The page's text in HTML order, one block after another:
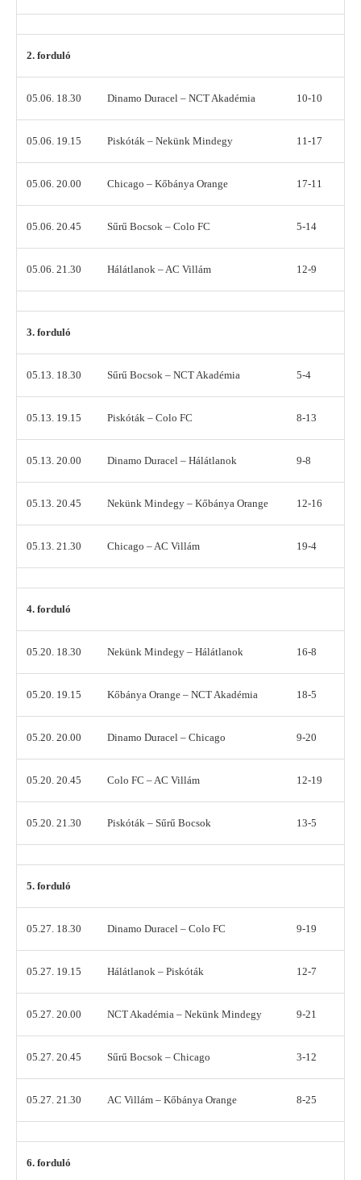
2. forduló
05.06. 18.30 Dinamo Duracel – NCT Akadémia 10-10
05.06. 19.15 Piskóták – Nekünk Mindegy 11-17
05.06. 20.00 Chicago – Kőbánya Orange 17-11
05.06. 20.45 Sűrű Bocsok – Colo FC 5-14
05.06. 21.30 Hálátlanok – AC Villám 12-9
3. forduló
05.13. 18.30 Sűrű Bocsok – NCT Akadémia 5-4
05.13. 19.15 Piskóták – Colo FC 8-13
05.13. 20.00 Dinamo Duracel – Hálátlanok 9-8
05.13. 20.45 Nekünk Mindegy – Kőbánya Orange 12-16
05.13. 21.30 Chicago – AC Villám 19-4
4. forduló
05.20. 18.30 Nekünk Mindegy – Hálátlanok 16-8
05.20. 19.15 Kőbánya Orange – NCT Akadémia 18-5
05.20. 20.00 Dinamo Duracel – Chicago 9-20
05.20. 20.45 Colo FC – AC Villám 12-19
05.20. 21.30 Piskóták – Sűrű Bocsok 13-5
5. forduló
05.27. 18.30 Dinamo Duracel – Colo FC 9-19
05.27. 19.15 Hálátlanok – Piskóták 12-7
05.27. 20.00 NCT Akadémia – Nekünk Mindegy 9-21
05.27. 20.45 Sűrű Bocsok – Chicago 3-12
05.27. 21.30 AC Villám – Kőbánya Orange 8-25
6. forduló